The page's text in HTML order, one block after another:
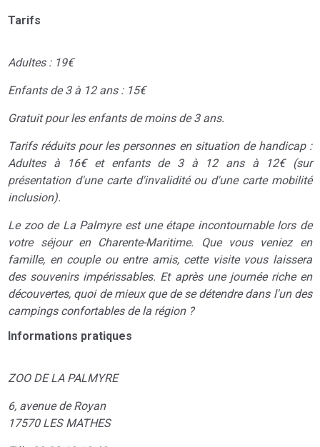
Tarifs
Adultes : 19€
Enfants de 3 à 12 ans : 15€
Gratuit pour les enfants de moins de 3 ans.
Tarifs réduits pour les personnes en situation de handicap :
Adultes à 16€ et enfants de 3 à 12 ans à 12€ (sur
présentation d'une carte d'invalidité ou d'une carte mobilité
inclusion).
Le zoo de La Palmyre est une étape incontournable lors de
votre séjour en Charente-Maritime. Que vous veniez en
famille, en couple ou entre amis, cette visite vous laissera
des souvenirs impérissables. Et après une journée riche en
découvertes, quoi de mieux que de se détendre dans l'un des
campings confortables de la région ?
Informations pratiques
ZOO DE LA PALMYRE
6, avenue de Royan
17570 LES MATHES